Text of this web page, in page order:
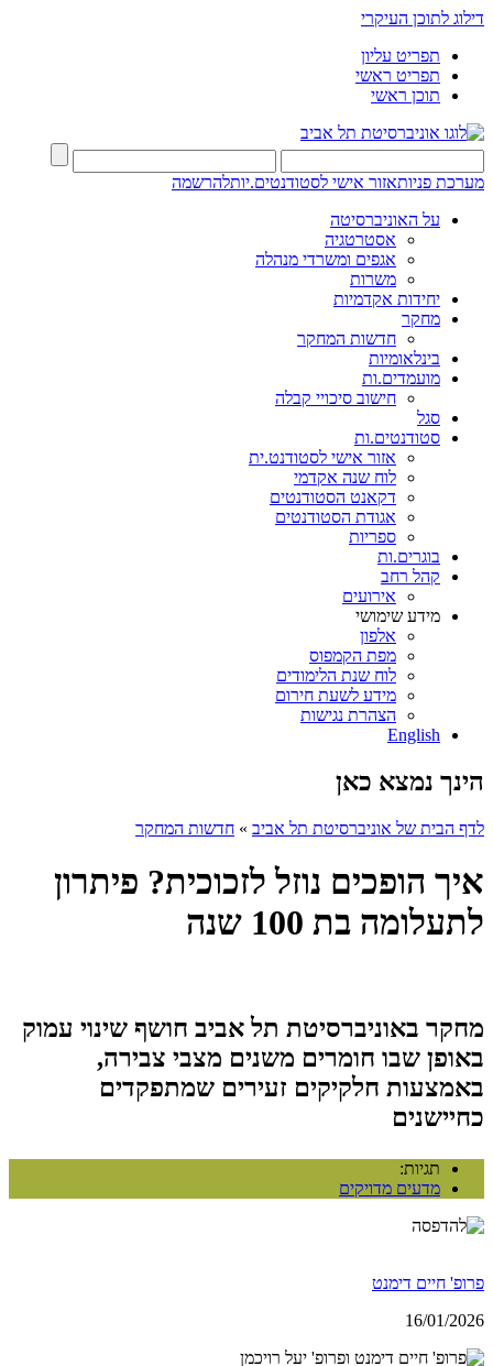
דילוג לתוכן העיקרי
תפריט עליון
תפריט ראשי
תוכן ראשי
מערכת פניותאזור אישי לסטודנטים.יותלהרשמה
על האוניברסיטה
אסטרטגיה
אגפים ומשרדי מנהלה
משרות
יחידות אקדמיות
מחקר
חדשות המחקר
בינלאומיות
מועמדים.ות
חישוב סיכויי קבלה
סגל
סטודנטים.ות
אזור אישי לסטודנט.ית
לוח שנה אקדמי
דקאנט הסטודנטים
אגודת הסטודנטים
ספריות
בוגרים.ות
קהל רחב
אירועים
מידע שימושי
אלפון
מפת הקמפוס
לוח שנת הלימודים
מידע לשעת חירום
הצהרת נגישות
English
הינך נמצא כאן
לדף הבית של אוניברסיטת תל אביב » חדשות המחקר
איך הופכים נוזל לזכוכית? פיתרון
לתעלומה בת 100 שנה
מחקר באוניברסיטת תל אביב חושף שינוי עמוק
באופן שבו חומרים משנים מצבי צבירה,
באמצעות חלקיקים זעירים שמתפקדים
כחיישנים
תגיות:
מדעים מדויקים
פרופ' חיים דימנט
16/01/2026